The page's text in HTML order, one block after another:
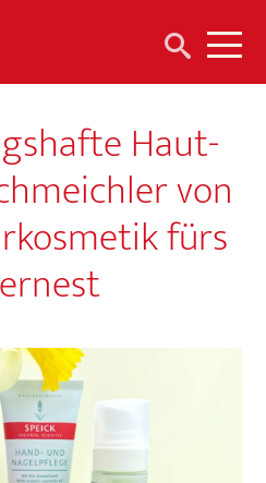
Suchen
Haut-
von
fürs